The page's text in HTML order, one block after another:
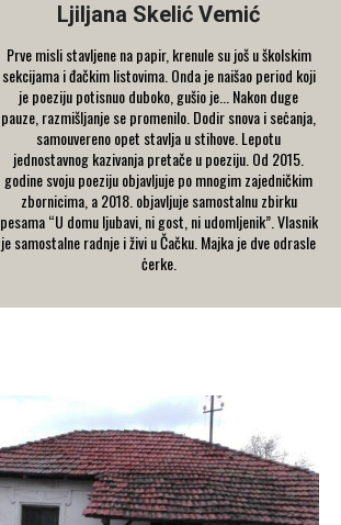
Ljiljana Skelić Vemić
Prve misli stavljene na papir, krenule su još u školskim
sekcijama i đačkim listovima. Onda je naišao period koji
je poeziju potisnuo duboko, gušio je... Nakon duge
pauze, razmišljanje se promenilo. Dodir snova i seċanja,
samouvereno opet stavlja u stihove. Lepotu
jednostavnog kazivanja pretače u poeziju. Od 2015.
godine svoju poeziju objavljuje po mnogim zajedničkim
zbornicima, a 2018. objavljuje samostalnu zbirku
pesama “U domu ljubavi, ni gost, ni udomljenik”. Vlasnik
je samostalne radnje i živi u Čačku. Majka je dve odrasle
ċerke.